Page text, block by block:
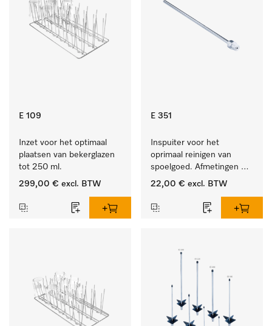
E 109
Inzet voor het optimaal
plaatsen van bekerglazen
tot 250 ml.
299,00 € excl. BTW
E 351
Inspuiter voor het
oprimaal reinigen van
spoelgoed. Afmetingen 4
x 160 mm.
22,00 € excl. BTW